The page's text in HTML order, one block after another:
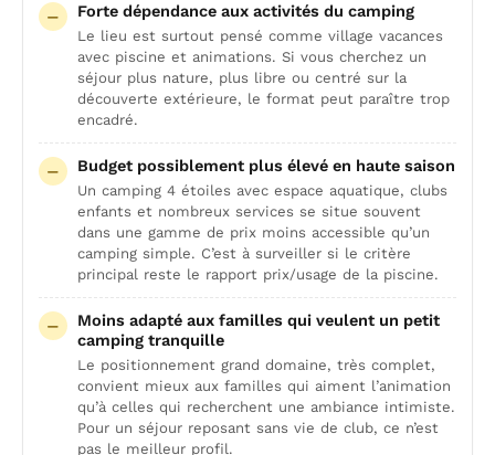
Forte dépendance aux activités du camping
Le lieu est surtout pensé comme village vacances
avec piscine et animations. Si vous cherchez un
séjour plus nature, plus libre ou centré sur la
découverte extérieure, le format peut paraître trop
encadré.
Budget possiblement plus élevé en haute saison
Un camping 4 étoiles avec espace aquatique, clubs
enfants et nombreux services se situe souvent
dans une gamme de prix moins accessible qu’un
camping simple. C’est à surveiller si le critère
principal reste le rapport prix/usage de la piscine.
Moins adapté aux familles qui veulent un petit
camping tranquille
Le positionnement grand domaine, très complet,
convient mieux aux familles qui aiment l’animation
qu’à celles qui recherchent une ambiance intimiste.
Pour un séjour reposant sans vie de club, ce n’est
pas le meilleur profil.